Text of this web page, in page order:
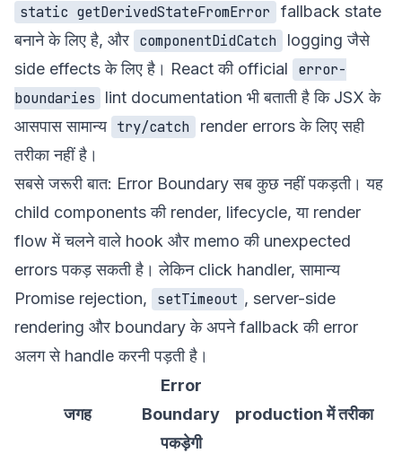
static getDerivedStateFromError
fallback state
बनाने के लिए है, और componentDidCatch
logging जैसे
side effects के लिए है। React की official
error-
boundaries
lint documentation भी बताती है कि JSX के
आसपास सामान्य try/catch
render errors के लिए सही
तरीका नहीं है।
सबसे जरूरी बात: Error Boundary सब कुछ नहीं पकड़ती। यह
child components की render, lifecycle, या render
flow में चलने वाले hook और memo की unexpected
errors पकड़ सकती है। लेकिन click handler, सामान्य
Promise rejection,
setTimeout , server-side
rendering और boundary के अपने fallback की error
अलग से handle करनी पड़ती है।
जगह
Error
Boundary
पकड़ेगी
production में तरीका